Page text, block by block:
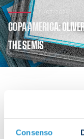
Consenso
11/07/2024
COPA AMERICA:
THE SEMIS
America semi-